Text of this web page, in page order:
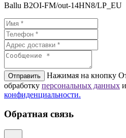
Ballu B2OI-FM/out-14HN8/LP_EU
Отправить
Нажимая на кнопку
обработку персональных данных и
конфиденциальности.
Обратная связь